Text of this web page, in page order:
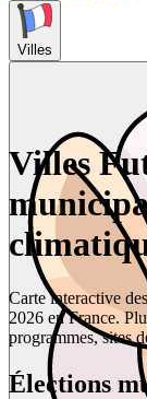
Villes
Villes
Carte interactive
2026 en France.
programmes, sites
Élections